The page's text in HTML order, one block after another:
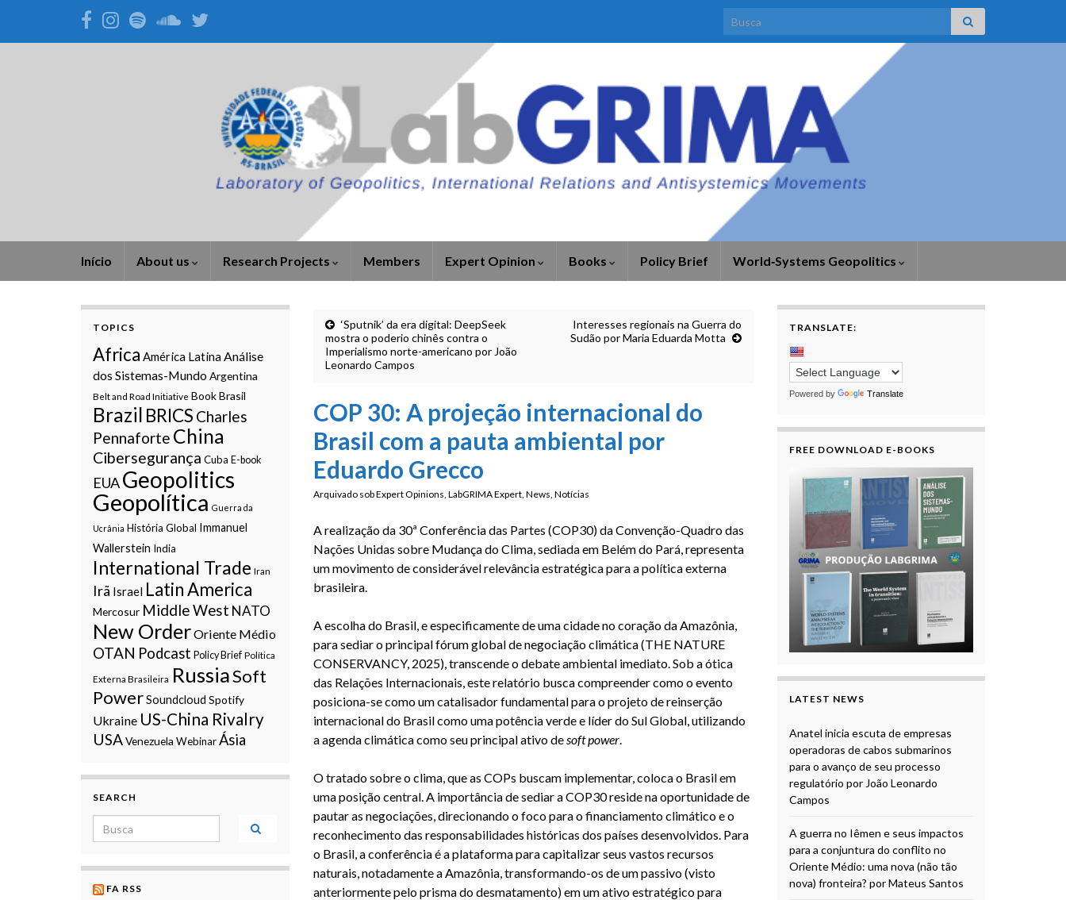
Search for:
Início About us Research Projects Members Expert Opinion Books Policy Brief World‑Systems Geopolitics
‘Sputnik’ da era digital: DeepSeek
mostra o poderio chinês contra o
Imperialismo norte-americano por João
Leonardo Campos
Interesses regionais na Guerra do
Sudão por Maria Eduarda Motta
COP 30: A projeção internacional do
Brasil com a pauta ambiental por
Eduardo Grecco
Arquivado sobExpert Opinions, LabGRIMA Expert, News, Notícias
A realização da 30ª Conferência das Partes (COP30) da Convenção-Quadro das
Nações Unidas sobre Mudança do Clima, sediada em Belém do Pará, representa
um movimento de considerável relevância estratégica para a política externa
brasileira.
Aescolha do Brasil, e especificamente de uma cidade no coração da Amazônia,
para sediar o principal fórum global de negociação climática (THE NATURE
CONSERVANCY, 2025), transcende o debate ambiental imediato. Sob a ótica
das Relações Internacionais, este relatório busca compreender como o evento
posiciona-se como um catalisador fundamental para o projeto de reinserção
internacional do Brasil como uma potência verde e líder do Sul Global, utilizando
a agenda climática como seu principal ativo desoft power.
O tratado sobre o clima, que as COPs buscam implementar, coloca o Brasil em
uma posição central. A importância de sediar a COP30 reside na oportunidade de
pautar as negociações, direcionando o foco para o financiamento climático e o
reconhecimento das responsabilidades históricas dos países desenvolvidos. Para
o Brasil, a conferência é a plataforma para capitalizar seus vastos recursos
naturais, notadamente a Amazônia, transformando-os de um passivo (visto
anteriormente pelo prisma do desmatamento) em um ativo estratégico para
TOPICS
Africa América LatinaAnálise
dos Sistemas-Mundo Argentina
Belt and Road Initiative BookBrasil
Brazil BRICS Charles
Pennaforte China
Cibersegurança Cuba E-book
EUAGeopolitics
Geopolítica Guerra da
Ucrânia História Global Immanuel
Wallerstein India
International Trade Iran
Irã Israel Latin America
Mercosur Middle West NATO
New OrderOriente Médio
OTAN Podcast Policy Brief Política
Externa Brasileira RussiaSoft
PowerSoundcloud Spotify
Ukraine US-China Rivalry
USAVenezuela WebinarÁsia
SEARCH
Search for:
FA RSS
TRANSLATE:
Powered by Translate
FREE DOWNLOAD E-BOOKS
LATEST NEWS
Anatel inicia escuta de empresas
operadoras de cabos submarinos
para o avanço de seu processo
regulatório por João Leonardo
Campos
A guerra no Iêmen e seus impactos
para a conjuntura do conflito no
Oriente Médio: uma nova (não tão
nova) fronteira? por Mateus Santos